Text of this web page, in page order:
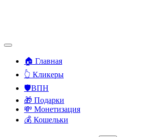
🏠 Главная
👆 Кликеры
🛡️ВПН
🎁 Подарки
💸 Монетизация
💰 Кошельки